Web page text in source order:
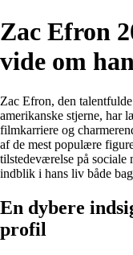
Zac Efron
vide om
Zac Efron, den
amerikanske stjerne, har
filmkarriere og
af de mest populære
tilstedeværelse på sociale
indblik i hans liv både
En dybere
profil